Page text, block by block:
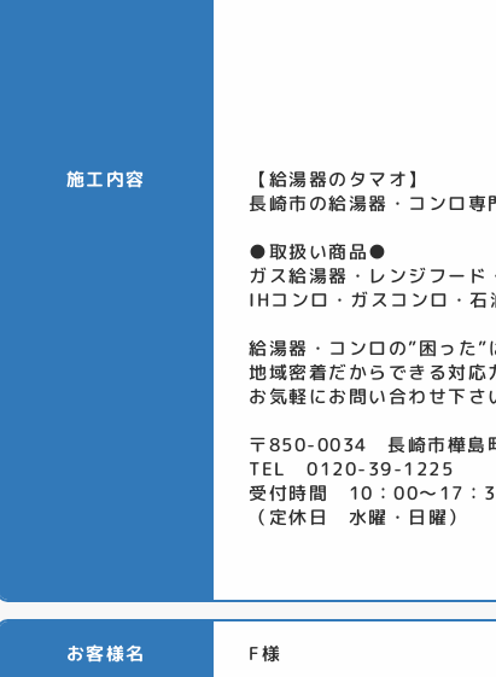
施工内容
【給湯器のタマオ】
長崎市の給湯器・コンロ専
●取扱い商品●
ガス給湯器・レンジフード
IHコンロ・ガスコンロ・石
給湯器・コンロの”困った”
地域密着だからできる対応
お気軽にお問い合わせ下さ
〒850-0034 長崎市樺島
TEL 0120-39-1225
受付時間 10：00～17：
（定休日 水曜・日曜）
お客様名 F様